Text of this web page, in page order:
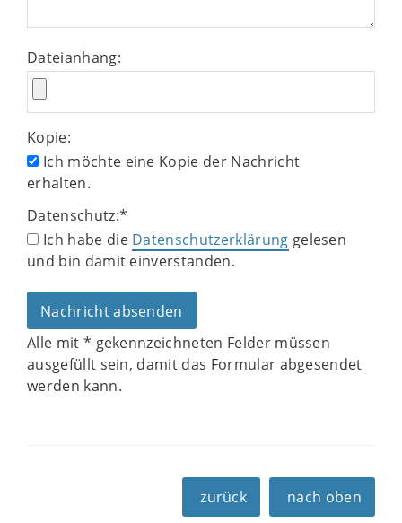
Dateianhang:
Kopie:
Ich möchte eine Kopie der Nachricht
erhalten.
Datenschutz:*
Ich habe die Datenschutzerklärung gelesen
und bin damit einverstanden.
Alle mit * gekennzeichneten Felder müssen
ausgefüllt sein, damit das Formular abgesendet
werden kann.
zurück nach oben